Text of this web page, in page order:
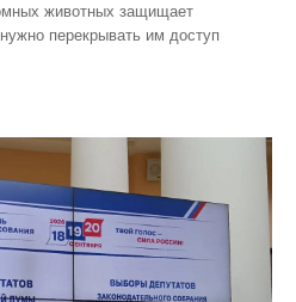
животных защищает
перекрывать им доступ